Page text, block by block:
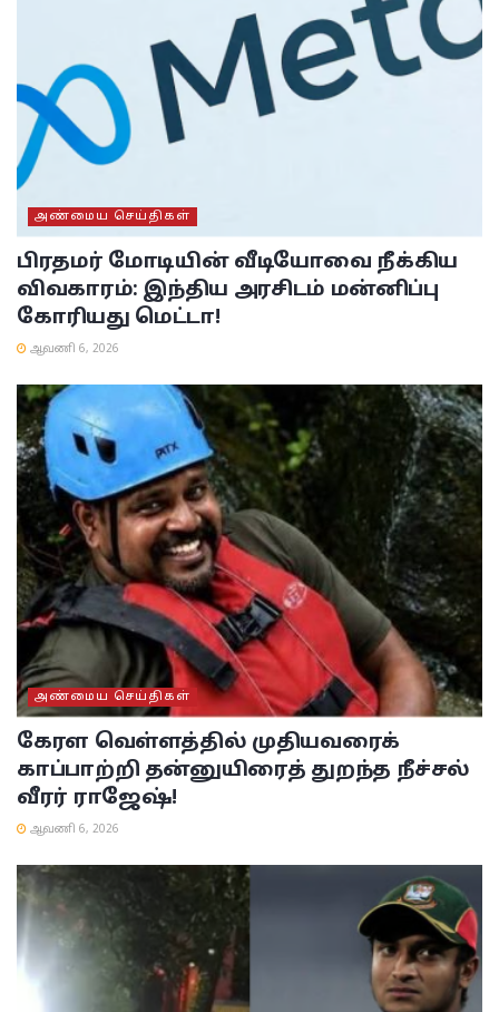
அண்மைய செய்திகள்
பிரதமர் மோடியின் வீடியோவை நீக்கிய
விவகாரம்: இந்திய அரசிடம் மன்னிப்பு
கோரியது மெட்டா!
ஆவணி 6, 2026
அண்மைய செய்திகள்
கேரள வெள்ளத்தில் முதியவரைக்
காப்பாற்றி தன்னுயிரைத் துறந்த நீச்சல்
வீரர் ராஜேஷ்!
ஆவணி 6, 2026